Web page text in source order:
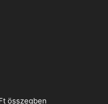
összegben